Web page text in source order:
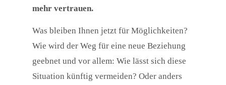
mehr vertrauen.
Was bleiben Ihnen jetzt für Möglichkeiten?
Wie wird der Weg für eine neue Beziehung
geebnet und vor allem: Wie lässt sich diese
Situation künftig vermeiden? Oder anders